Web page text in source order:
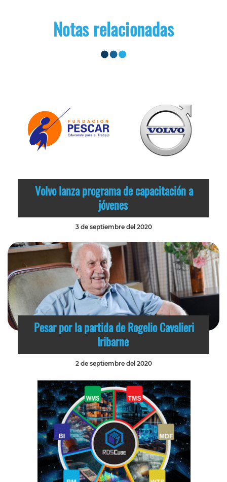
Notas relacionadas
Volvo lanza programa de capacitación a
jóvenes
3 de septiembre del 2020
Pesar por la partida de Rogelio Cavalieri
Iribarne
2 de septiembre del 2020